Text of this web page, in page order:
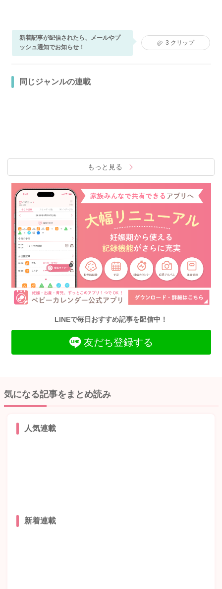
新着記事が配信されたら、メールやプ
ッシュ通知でお知らせ！
3 クリップ
同じジャンルの連載
もっと見る
LINEで毎日おすすめ記事を配信中！
友だち登録する
気になる記事をまとめ読み
人気連載
新着連載